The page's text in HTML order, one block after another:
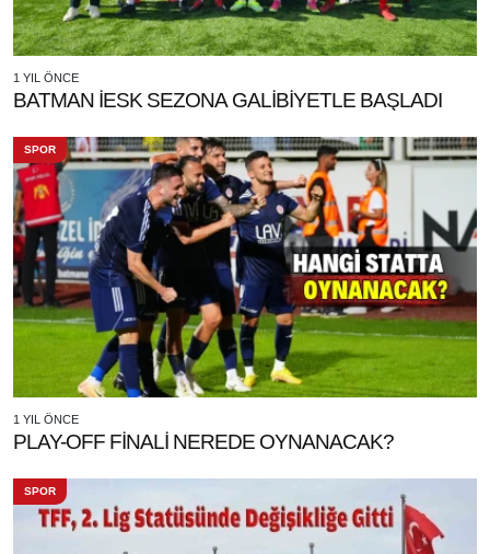
1 YIL ÖNCE
BATMAN İESK SEZONA GALİBİYETLE BAŞLADI
SPOR
1 YIL ÖNCE
PLAY-OFF FİNALİ NEREDE OYNANACAK?
SPOR